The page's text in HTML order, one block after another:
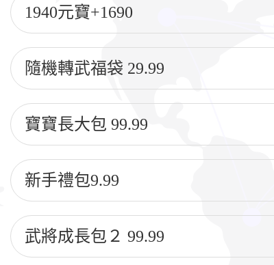
1940元寶+1690
隨機轉武福袋 29.99
寶寶長大包 99.99
新手禮包9.99
武將成長包２ 99.99